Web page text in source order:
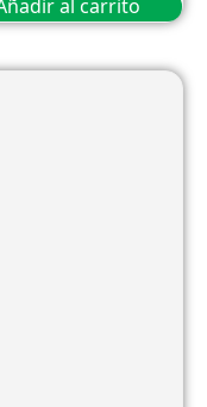
al carrito